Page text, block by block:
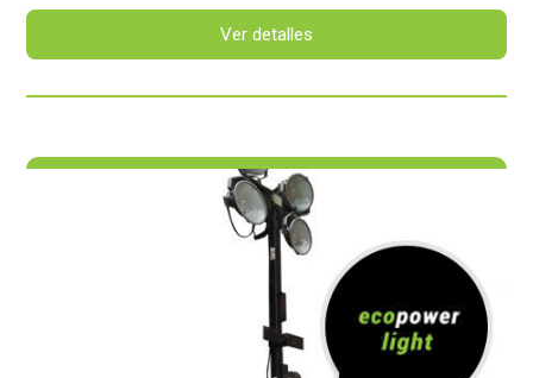
Ver detalles